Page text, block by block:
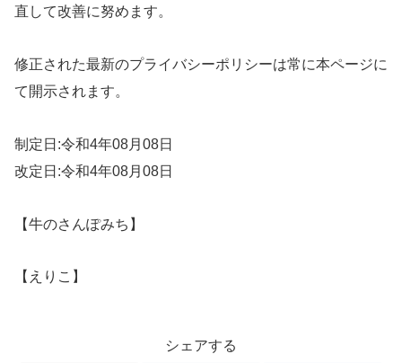
直して改善に努めます。
修正された最新のプライバシーポリシーは常に本ページに
て開示されます。
制定日:令和4年08月08日
改定日:令和4年08月08日
【牛のさんぽみち】
【えりこ】
シェアする